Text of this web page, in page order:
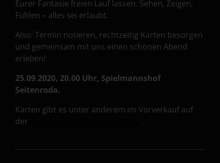
Eurer Fantasie freien Lauf lassen. Sehen, Zeigen,
Fühlen – alles sei erlaubt.
Also: Termin notieren, rechtzeitig Karten besorgen
und gemeinsam mit uns einen schönen Abend
erleben!
25.09.2020, 20.00 Uhr, Spielmannshof
Seitenroda.
Karten gibt es unter anderem im Vorverkauf auf
der
.